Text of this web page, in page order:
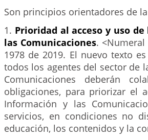
Son principios orientadores de
1. Prioridad al acceso y uso
las Comunicaciones.
1978 de 2019. El nuevo texto
todos los agentes del sector de
Comunicaciones deberán
obligaciones, para priorizar el
Información y las
servicios, en condiciones no
educación, los contenidos y la